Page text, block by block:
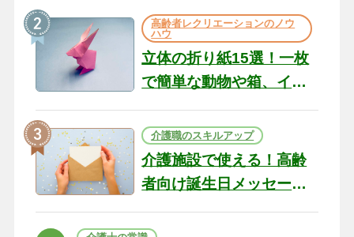
の現場から（22）
高齢者レクリエーションのノウ
ハウ
立体の折り紙15選！一枚
で簡単な動物や箱、イン
テリアになる作品まで
介護職のスキルアップ
介護施設で使える！高齢
者向け誕生日メッセージ
の例文と書き方のポイン
ト